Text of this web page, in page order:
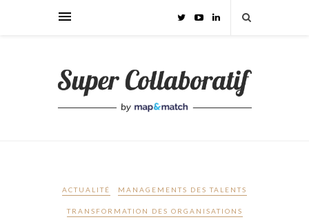
ACTUALITÉ MANAGEMENTS DES TALENTS
TRANSFORMATION DES ORGANISATIONS